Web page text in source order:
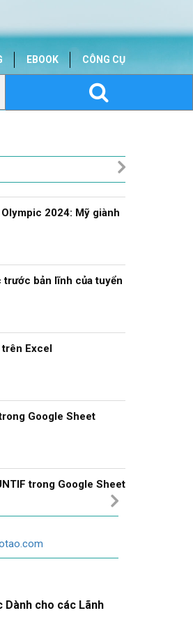
EBOOK CÔNG CỤ
2024: Mỹ giành
trước bản lĩnh của tuyển
trên Excel
Google Sheet
trong Google Sheet
trong excel
Dành cho các Lãnh